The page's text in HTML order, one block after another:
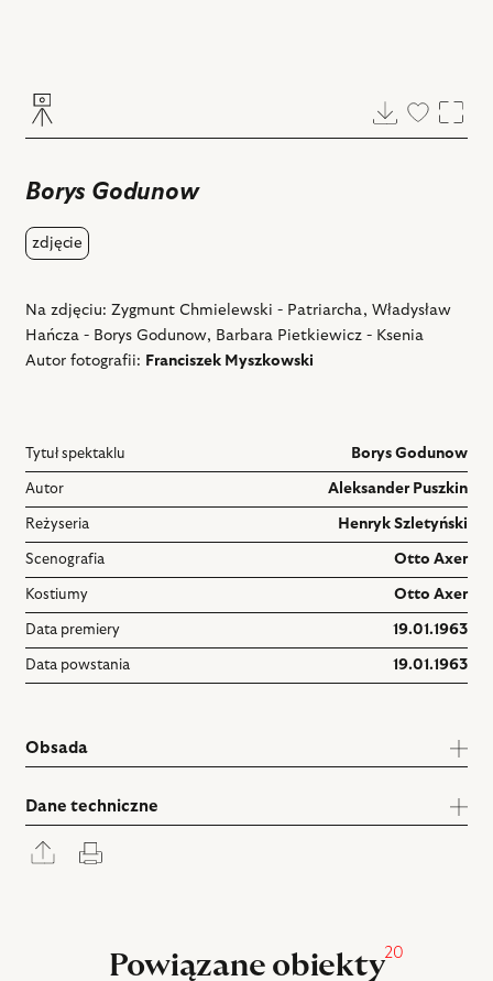
Pobierz
Dodaj
Borys Godunow
zdjęcie
Na zdjęciu: Zygmunt Chmielewski - Patriarcha, Władysław
Hańcza - Borys Godunow, Barbara Pietkiewicz - Ksenia
Autor fotografii: Franciszek Myszkowski
Tytuł spektaklu Borys Godunow
Autor Aleksander Puszkin
Reżyseria Henryk Szletyński
Scenografia Otto Axer
Kostiumy Otto Axer
Data premiery 19.01.1963
Data powstania 19.01.1963
Obsada
Dane techniczne
Rozwiń
panel
Powiązane obiekty20